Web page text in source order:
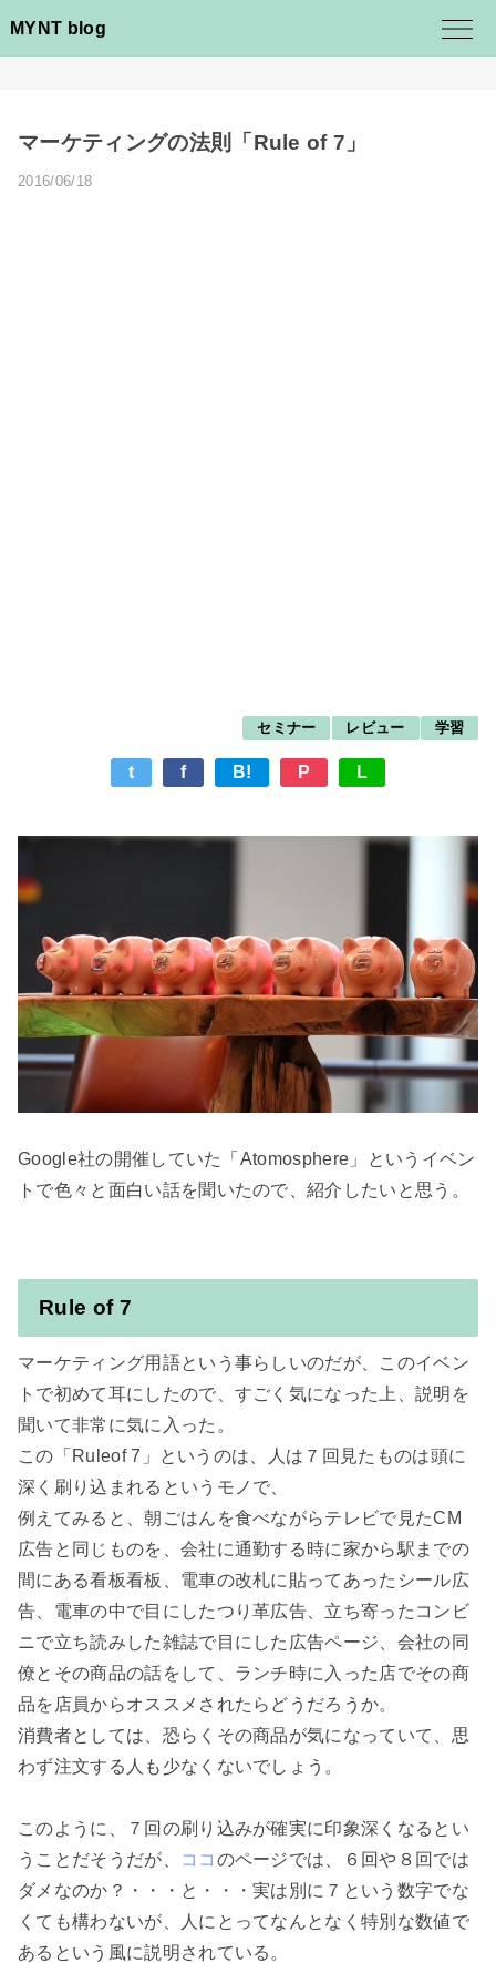
MYNT blog
マーケティングの法則「Rule of 7」
2016/06/18
セミナー レビュー 学習
t f B! P L
Google社の開催していた「Atomosphere」というイベン
トで色々と面白い話を聞いたので、紹介したいと思う。
Rule of 7
マーケティング用語という事らしいのだが、このイベン
トで初めて耳にしたので、すごく気になった上、説明を
聞いて非常に気に入った。
この「Ruleof 7」というのは、人は７回見たものは頭に
深く刷り込まれるというモノで、
例えてみると、朝ごはんを食べながらテレビで見たCM
広告と同じものを、会社に通勤する時に家から駅までの
間にある看板看板、電車の改札に貼ってあったシール広
告、電車の中で目にしたつり革広告、立ち寄ったコンビ
ニで立ち読みした雑誌で目にした広告ページ、会社の同
僚とその商品の話をして、ランチ時に入った店でその商
品を店員からオススメされたらどうだろうか。
消費者としては、恐らくその商品が気になっていて、思
わず注文する人も少なくないでしょう。
このように、７回の刷り込みが確実に印象深くなるとい
うことだそうだが、
ココ のページでは、６回や８回では
ダメなのか？・・・と・・・実は別に７という数字でな
くても構わないが、人にとってなんとなく特別な数値で
あるという風に説明されている。